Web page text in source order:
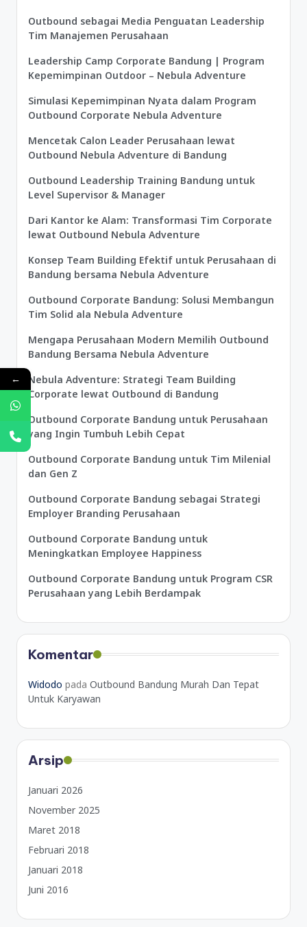
Outbound sebagai Media Penguatan Leadership
Tim Manajemen Perusahaan
Leadership Camp Corporate Bandung | Program
Kepemimpinan Outdoor – Nebula Adventure
Simulasi Kepemimpinan Nyata dalam Program
Outbound Corporate Nebula Adventure
Mencetak Calon Leader Perusahaan lewat
Outbound Nebula Adventure di Bandung
Outbound Leadership Training Bandung untuk
Level Supervisor & Manager
Dari Kantor ke Alam: Transformasi Tim Corporate
lewat Outbound Nebula Adventure
Konsep Team Building Efektif untuk Perusahaan di
Bandung bersama Nebula Adventure
Outbound Corporate Bandung: Solusi Membangun
Tim Solid ala Nebula Adventure
Mengapa Perusahaan Modern Memilih Outbound
Bandung Bersama Nebula Adventure
Nebula Adventure: Strategi Team Building
Corporate lewat Outbound di Bandung
Outbound Corporate Bandung untuk Perusahaan
yang Ingin Tumbuh Lebih Cepat
Outbound Corporate Bandung untuk Tim Milenial
dan Gen Z
Outbound Corporate Bandung sebagai Strategi
Employer Branding Perusahaan
Outbound Corporate Bandung untuk
Meningkatkan Employee Happiness
Outbound Corporate Bandung untuk Program CSR
Perusahaan yang Lebih Berdampak
Komentar
Widodo pada Outbound Bandung Murah Dan Tepat
Untuk Karyawan
Arsip
Januari 2026
November 2025
Maret 2018
Februari 2018
Januari 2018
Juni 2016
←